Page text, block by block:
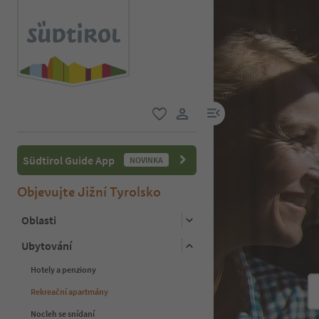
uživatelský odkaz
odkaz na menu
Südtirol Guide App NOVINKA
Objevujte Jižní Tyrolsko
Oblasti
Ubytování
Hotely a penziony
Rekreační apartmány
Nocleh se snídaní